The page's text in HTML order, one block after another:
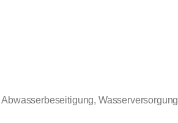
Wasserversorgung